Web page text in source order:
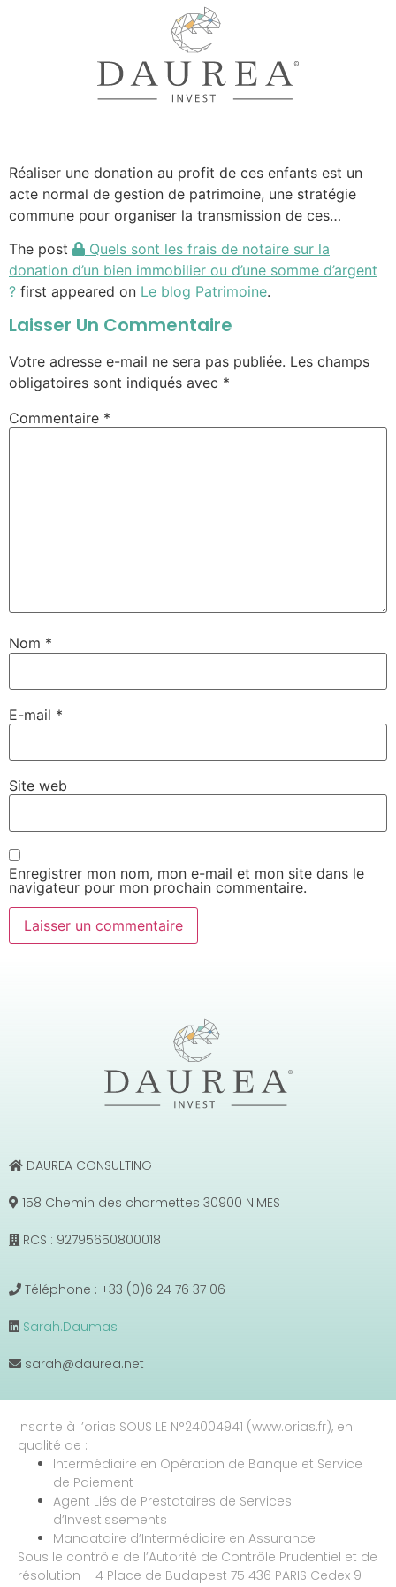
Réaliser une donation au profit de ces enfants est un
acte normal de gestion de patrimoine, une stratégie
commune pour organiser la transmission de ces…
The post
Quels sont les frais de notaire sur la
donation d’un bien immobilier ou d’une somme d’argent
? first appeared on Le blog Patrimoine.
Laisser Un Commentaire
Votre adresse e-mail ne sera pas publiée. Les champs
obligatoires sont indiqués avec *
Commentaire *
Nom *
E-mail *
Site web
Enregistrer mon nom, mon e-mail et mon site dans le
navigateur pour mon prochain commentaire.
DAUREA CONSULTING
158 Chemin des charmettes 30900 NIMES
RCS : 92795650800018
Téléphone : +33 (0)6 24 76 37 06
Sarah.Daumas
sarah@daurea.net
Inscrite à l’orias SOUS LE N°24004941 (www.orias.fr), en
qualité de :
Intermédiaire en Opération de Banque et Service
de Paiement
Agent Liés de Prestataires de Services
d’Investissements
Mandataire d’Intermédiaire en Assurance
Sous le contrôle de l’Autorité de Contrôle Prudentiel et de
résolution – 4 Place de Budapest 75 436 PARIS Cedex 9